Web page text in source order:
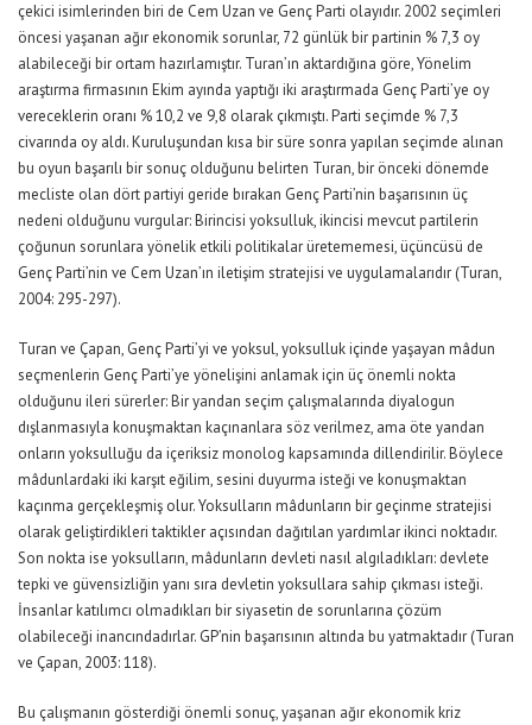
çekici isimlerinden biri de Cem Uzan ve Genç Parti olayıdır. 2002 seçimleri
öncesi yaşanan ağır ekonomik sorunlar, 72 günlük bir partinin % 7,3 oy
alabileceği bir ortam hazırlamıştır. Turan’ın aktardığına göre, Yönelim
araştırma firmasının Ekim ayında yaptığı iki araştırmada Genç Parti’ye oy
vereceklerin oranı % 10,2 ve 9,8 olarak çıkmıştı. Parti seçimde % 7,3
civarında oy aldı. Kuruluşundan kısa bir süre sonra yapılan seçimde alınan
bu oyun başarılı bir sonuç olduğunu belirten Turan, bir önceki dönemde
mecliste olan dört partiyi geride bırakan Genç Parti’nin başarısının üç
nedeni olduğunu vurgular: Birincisi yoksulluk, ikincisi mevcut partilerin
çoğunun sorunlara yönelik etkili politikalar üretememesi, üçüncüsü de
Genç Parti’nin ve Cem Uzan’ın iletişim stratejisi ve uygulamalarıdır (Turan,
2004: 295-297).
Turan ve Çapan, Genç Parti’yi ve yoksul, yoksulluk içinde yaşayan mâdun
seçmenlerin Genç Parti’ye yönelişini anlamak için üç önemli nokta
olduğunu ileri sürerler: Bir yandan seçim çalışmalarında diyalogun
dışlanmasıyla konuşmaktan kaçınanlara söz verilmez, ama öte yandan
onların yoksulluğu da içeriksiz monolog kapsamında dillendirilir. Böylece
mâdunlardaki iki karşıt eğilim, sesini duyurma isteği ve konuşmaktan
kaçınma gerçekleşmiş olur. Yoksulların mâdunların bir geçinme stratejisi
olarak geliştirdikleri taktikler açısından dağıtılan yardımlar ikinci noktadır.
Son nokta ise yoksulların, mâdunların devleti nasıl algıladıkları: devlete
tepki ve güvensizliğin yanı sıra devletin yoksullara sahip çıkması isteği.
İnsanlar katılımcı olmadıkları bir siyasetin de sorunlarına çözüm
olabileceği inancındadırlar. GP’nin başarısının altında bu yatmaktadır (Turan
ve Çapan, 2003: 118).
Bu çalışmanın gösterdiği önemli sonuç, yaşanan ağır ekonomik kriz